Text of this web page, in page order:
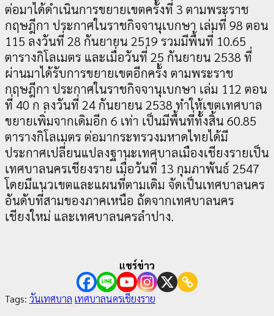
ต่อมาได้ดำเนินการขยายเขตครั้งที่ 3 ตามพระราช
กฤษฎีกา ประกาศในราชกิจจานุเบกษา เล่มที่ 98 ตอน
115 ลงวันที่ 28 กันยายน 2519 รวมมีพื้นที่ 10.65
ตารางกิโลเมตร และเมื่อวันที่ 25 กันยายน 2538 ที่
ผ่านมาได้รับการขยายเขตอีกครั้ง ตามพระราช
กฤษฎีกา ประกาศในราชกิจจานุเบกษา เล่ม 112 ตอน
ที่ 40 ก ลงวันที่ 24 กันยายน 2538 ทำให้เขตเทศบาล
ขยายเพิ่มจากเดิมอีก 6 เท่า เป็นมีพื้นที่ทั้งสิ้น 60.85
ตารางกิโลเมตร ต่อมากระทรวงมหาดไทยได้มี
ประกาศเปลี่ยนแปลงฐานะเทศบาลเมืองเชียงรายเป็น
เทศบาลนครเชียงราย เมื่อวันที่ 13 กุมภาพันธ์ 2547
โดยมีแนวเขตและแผนที่ตามเดิม จัดเป็นเทศบาลนคร
อันดับที่สามของภาคเหนือ ถัดจากเทศบาลนคร
เชียงใหม่ และเทศบาลนครลำปาง.
แชร์ข่าว
Tags: วันเทศบาล เทศบาลนครเชียงราย